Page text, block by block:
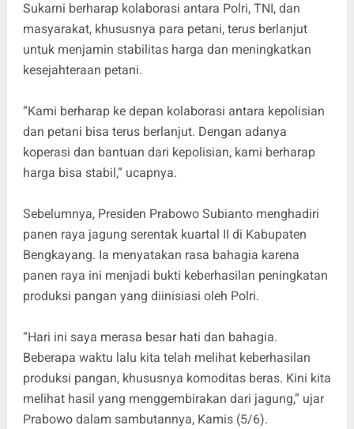
Sukarni berharap kolaborasi antara Polri, TNI, dan
masyarakat, khususnya para petani, terus berlanjut
untuk menjamin stabilitas harga dan meningkatkan
kesejahteraan petani.
“Kami berharap ke depan kolaborasi antara kepolisian
dan petani bisa terus berlanjut. Dengan adanya
koperasi dan bantuan dari kepolisian, kami berharap
harga bisa stabil,” ucapnya.
Sebelumnya, Presiden Prabowo Subianto menghadiri
panen raya jagung serentak kuartal II di Kabupaten
Bengkayang. Ia menyatakan rasa bahagia karena
panen raya ini menjadi bukti keberhasilan peningkatan
produksi pangan yang diinisiasi oleh Polri.
“Hari ini saya merasa besar hati dan bahagia.
Beberapa waktu lalu kita telah melihat keberhasilan
produksi pangan, khususnya komoditas beras. Kini kita
melihat hasil yang menggembirakan dari jagung,” ujar
Prabowo dalam sambutannya, Kamis (5/6).